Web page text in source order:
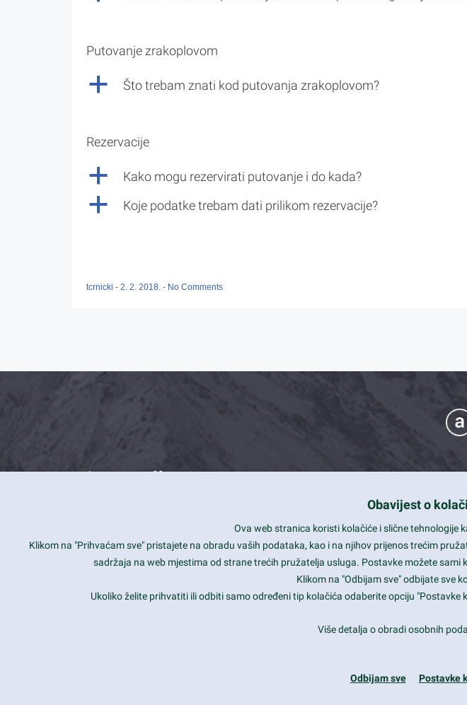
Putovanje zrakoplovom
a Što trebam znati kod putovanja zrakoplovom?
Rezervacije
a Kako mogu rezervirati putovanje i do kada?
a Koje podatke trebam dati prilikom rezervacije?
tcrnicki - 2. 2. 2018. - No Comments
What we offer
Is your website user friendly?
Ark offers weekly stunning designs.
Why our customers love Ark?
Smart and beautiful design
Unlimited Eelements
Mobile ready
Obavijest o
Ova web stranica koristi kolačiće i slične tehnologije
Klikom na "Prihvaćam sve" pristajete na obradu vaših podataka, kao i na njihov prijenos trećim
sadržaja na web mjestima od strane trećih pružatelja usluga. Postavke možete
Klikom na "Odbijam sve" odbijate sve
Ukoliko želite prihvatiti ili odbiti samo određeni tip kolačića odaberite opciju
Više detalja o obradi osobnih
Odbijam sve Postavke